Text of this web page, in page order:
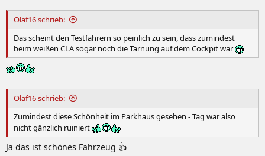
Olaf16 schrieb:
Das scheint den Testfahrern so peinlich zu sein, dass zumindest
beim weißen CLA sogar noch die Tarnung auf dem Cockpit war
Olaf16 schrieb:
Zumindest diese Schönheit im Parkhaus gesehen - Tag war also
nicht gänzlich ruiniert
Ja das ist schönes Fahrzeug 👍